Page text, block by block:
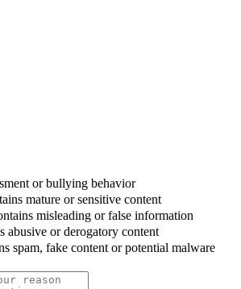
or bullying behavior
mature or sensitive content
misleading or false information
abusive or derogatory content
spam, fake content or potential malware